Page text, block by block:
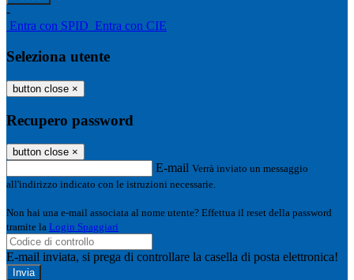
-
Entra con SPID Entra con CIE
Seleziona utente
button close ×
Recupero password
button close ×
E-mail Verrà inviato un messaggio
all'indirizzo indicato con le istruzioni necessarie.
Non hai una e-mail associata al nome utente? Effettua il reset della password
tramite la Login Spaggiari
E-mail inviata, si prega di controllare la casella di posta elettronica!